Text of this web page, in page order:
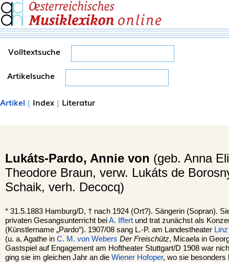
Volltextsuche
Artikelsuche
Artikel | Index | Literatur
Lukáts-Pardo, Annie von (geb. Anna
Theodore Braun, verw. Lukáts de
Schaik, verh. Decocq)
* 31.5.1883 Hamburg/D, † nach 1924 (Ort?). Sängerin (Sopran).
privaten Gesangsunterricht beiA. Iffert und trat zunächst als
(Künstlername „Pardo“). 1907/08 sang L.-P. am Landestheater Linz
(u. a. Agathe in C. M. von Webers Der Freischütz, Micaela in
Gastspiel auf Engagement am Hoftheater Stuttgart/D 1908 war
ging sie im gleichen Jahr an die Wiener Hofoper, wo sie besonders